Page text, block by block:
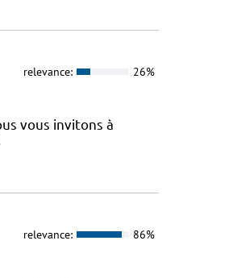
relevance: 26%
vous invitons à
relevance: 86%